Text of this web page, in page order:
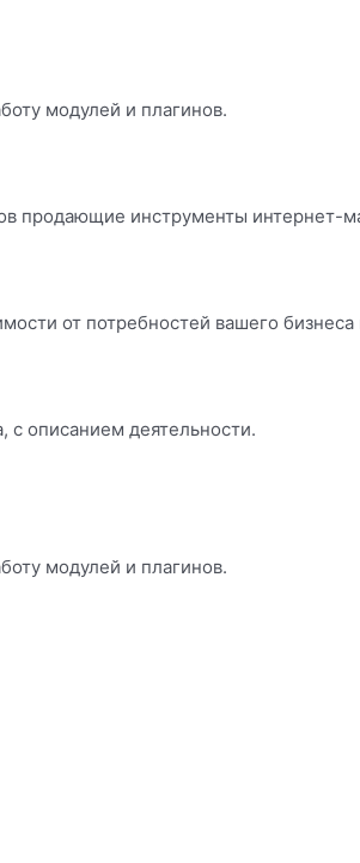
модулей и плагинов.
продающие инструменты интернет-
от потребностей вашего
с описанием деятельности.
модулей и плагинов.